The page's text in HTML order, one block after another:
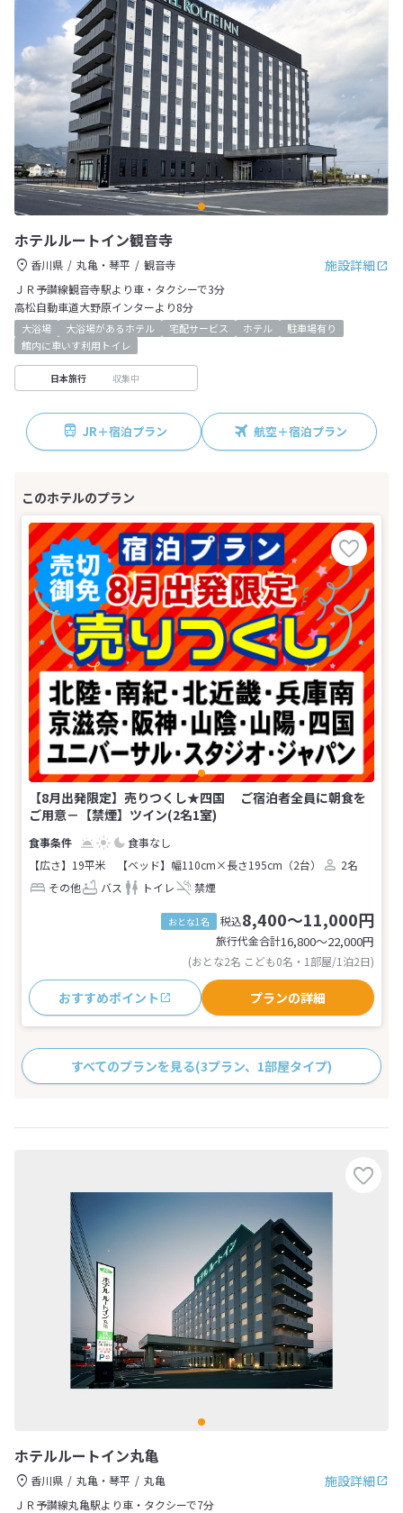
ホテルルートイン観音寺
施設詳細
香川県 丸亀・琴平
観音寺
ＪＲ予讃線観音寺駅より車・タクシーで3分
高松自動車道大野原インターより8分
大浴場 大浴場があるホテル 宅配サービス ホテル
駐車場有り
館内に車いす利用トイレ
日本旅行 収集中
JR＋宿泊プラン 航空＋宿泊プラン
【8月出発限定】売りつくし★四国 ご宿泊者全員に朝食を
ご用意－【禁煙】ツイン(2名1室)
食事なし
【広さ】19平米
【ベッド】幅110cm×長さ195cm（2台）
2名
その他
バス トイレ 禁煙
おとな1名 税込8,400～11,000円
旅行代金合計16,800〜22,000円
(おとな2名 こども0名・1部屋/1泊2日)
おすすめポイント プランの詳細
すべてのプランを見る(3プラン、1部屋タイプ)
ホテルルートイン丸亀
施設詳細
香川県 丸亀・琴平
丸亀
ＪＲ予讃線丸亀駅より車・タクシーで7分